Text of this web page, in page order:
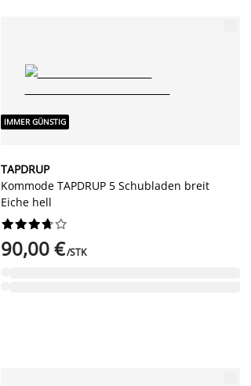
IMMER GÜNSTIG
TAPDRUP
Kommode TAPDRUP 5 Schubladen breit
Eiche hell






90,00 €/STK